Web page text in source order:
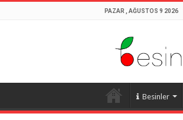
PAZAR , AĞUSTOS 9 2026
Besinler